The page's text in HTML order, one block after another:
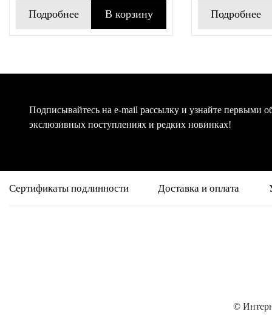
Подробнее В корзину Подробнее
Подписывайтесь на e-mail рассылку и узнайте первыми
экслюзивных поступлениях и редких новинках!
Сертификаты подлинности Доставка и оплата
©